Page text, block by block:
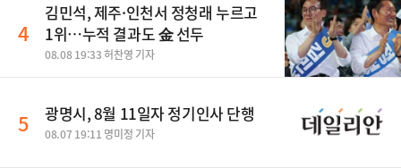
4
김민석, 제주·인천서 정청래 누르고
1위…누적 결과도 金 선두
08.08 19:33 허찬영 기자
5 광명시, 8월 11일자 정기인사 단행
08.07 19:11 명미정 기자